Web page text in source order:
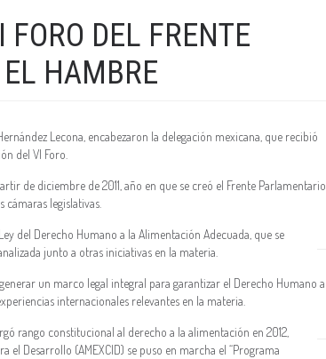
FORO DEL FRENTE
HAMBRE
Lecona, encabezaron la delegación mexicana, que recibió
del VI Foro.
de diciembre de 2011, año en que se creó el Frente Parlamentario
legislativas.
del Derecho Humano a la Alimentación Adecuada, que se
junto a otras iniciativas en la materia.
un marco legal integral para garantizar el Derecho Humano a
internacionales relevantes en la materia.
rango constitucional al derecho a la alimentación en 2012,
el Desarrollo (AMEXCID) se puso en marcha el “Programa